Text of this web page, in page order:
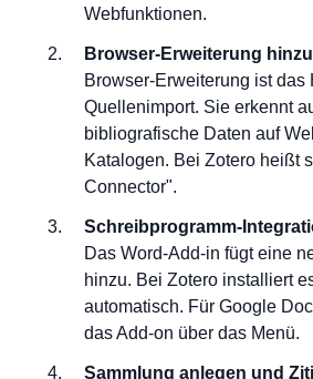
Webfunktionen.
Browser-Erweiterung
Browser-Erweiterung ist das
Quellenimport. Sie erkennt
bibliografische Daten auf
Katalogen. Bei Zotero heißt
Connector".
Schreibprogramm-
Das Word-Add-in fügt eine
hinzu. Bei Zotero installiert
automatisch. Für Google
das Add-on über das Menü.
Sammlung anlegen und